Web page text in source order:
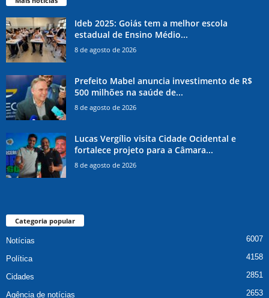
Ideb 2025: Goiás tem a melhor escola
estadual de Ensino Médio...
8 de agosto de 2026
Prefeito Mabel anuncia investimento de R$
500 milhões na saúde de...
8 de agosto de 2026
Lucas Vergílio visita Cidade Ocidental e
fortalece projeto para a Câmara...
8 de agosto de 2026
Categoria popular
Notícias 6007
Política 4158
Cidades 2851
Agência de notícias 2653